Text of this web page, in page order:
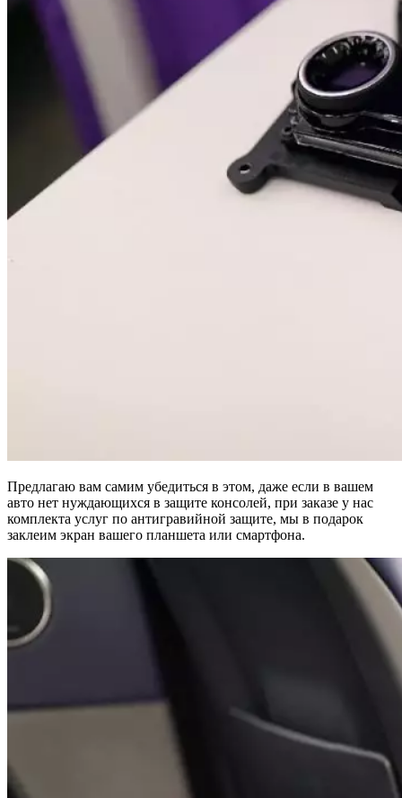
Предлагаю вам самим убедиться в этом, даже если в вашем
авто нет нуждающихся в защите консолей, при заказе у нас
комплекта услуг по антигравийной защите, мы в подарок
заклеим экран вашего планшета или смартфона.